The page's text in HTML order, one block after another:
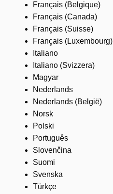
Français (Belgique)
Français (Canada)
Français (Suisse)
Français (Luxembourg)
Italiano
Italiano (Svizzera)
Magyar
Nederlands
Nederlands (België)
Norsk
Polski
Português
Slovenčina
Suomi
Svenska
Türkçe